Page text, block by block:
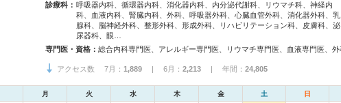
診療科： 呼吸器内科、循環器内科、消化器内科、内分泌代謝科、リウマチ科、神経内
科、血液内科、腎臓内科、外科、呼吸器外科、心臓血管外科、消化器外科、乳
腺科、脳神経外科、整形外科、形成外科、リハビリテーション科、皮膚科、泌
尿器科、眼…
専門医・資格：
アクセス数 7月： 1,889 | 6月： 2,213 | 年間： 24,805
月 火 水 木 金 土 日